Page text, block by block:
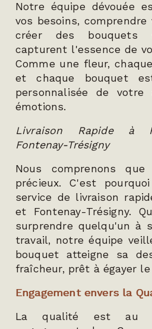
Notre équipe dévouée
vos besoins,
créer des bouquets
capturent l'essence de
Comme une fleur,
et chaque bouquet
personnalisée de
émotions.
Livraison Rapide à
Fontenay-Trésigny
Nous comprenons
précieux. C'est
service de livraison
et Fontenay-Trésigny.
surprendre quelqu'un à
travail, notre équipe
bouquet atteigne sa
fraîcheur, prêt à égayer
Engagement envers la
La qualité est au